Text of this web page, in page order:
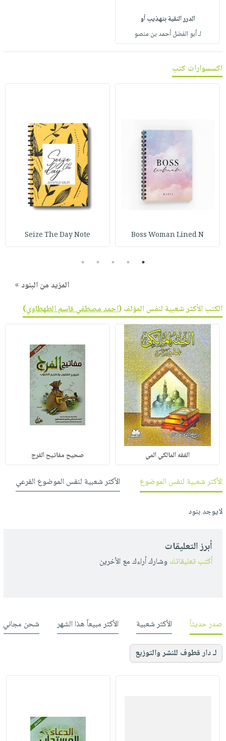
أطفال
مناسبات
أسئلة
يتكرر
طرحها
خدمات
نيل
التسوق
نشرة
الإصدارات
الدرر النقية بتهذيب أو
لـ أبو الفضل أحمد بن منصو
اكسسوارات كتب
Boss Woman Lined N
Seize The Day Note
1
2
3
4
5
المزيد من البنود »
الكتب الأكثر شعبية لنفس المؤلف (احمد مصطفي قاسم الطهطاوي)
الفقه المالكي المي صحيح مفاتيح الفرج
الأكثر شعبية لنفس الموضوع الأكثر شعبية لنفس الموضوع الفرعي
لايوجد بنود
أبرز التعليقات
أكتب تعليقاتك وشارك أراءك مع الأخرين
صدر حديثاً الأكثر شعبية الأكثر مبيعاً هذا الشهر شحن مجاني
لـ دار قطوف للنشر والتوزيع